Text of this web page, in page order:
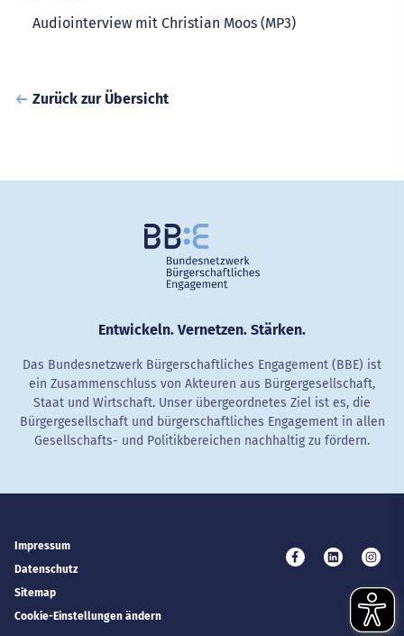
Audiointerview mit Christian Moos (MP3)
Zurück zur Übersicht
Entwickeln. Vernetzen. Stärken.
Das Bundesnetzwerk Bürgerschaftliches Engagement (BBE) ist
ein Zusammenschluss von Akteuren aus Bürgergesellschaft,
Staat und Wirtschaft. Unser übergeordnetes Ziel ist es, die
Bürgergesellschaft und bürgerschaftliches Engagement in allen
Gesellschafts- und Politikbereichen nachhaltig zu fördern.
Impressum
Datenschutz
Sitemap
Cookie-Einstellungen ändern
Besuchen Sie uns
Besuchen